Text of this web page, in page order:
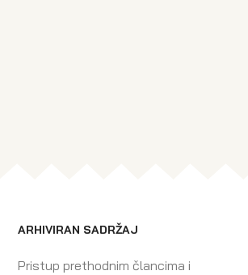
ARHIVIRAN SADRŽAJ
Pristup prethodnim člancima i